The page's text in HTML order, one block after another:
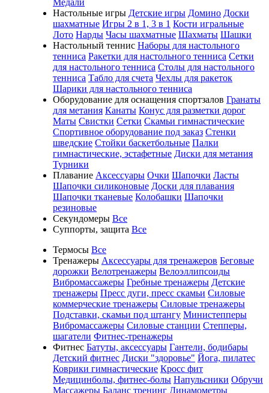
Медали
Настольные игры Детские игры Домино Доски
шахматные Игры 2 в 1, 3 в 1 Кости игральные
Лото Нарды Часы шахматные Шахматы Шашки
Настольный теннис Наборы для настольного
тенниса Ракетки для настольного тенниса Сетки
для настольного тенниса Столы для настольного
тенниса Табло для счета Чехлы для ракеток
Шарики для настольного тенниса
Оборудование для оснащения спортзалов Гранаты
для метания Канаты Конус для разметки дорог
Маты Свистки Сетки Скамьи гимнастические
Спортивное оборудование под заказ Стенки
шведские Стойки баскетбольные Палки
гимнастические, эстафетные Диски для метания
Турники
Плавание Аксессуары Очки Шапочки Ласты
Шапочки силиконовые Доски для плавания
Шапочки тканевые Колобашки Шапочки
резиновые
Секундомеры Все
Суппорты, защита Все
Термосы Все
Тренажеры Аксессуары для тренажеров Беговые
дорожки Велотренажеры Велоэллипсоиды
Вибромассажеры Гребные тренажеры Детские
тренажеры Пресс дуги, пресс скамьи Силовые
коммерческие тренажеры Силовые тренажеры
Подставки, скамьи под штангу Министепперы
Вибромассажеры Силовые станции Степперы,
шагатели Фитнес-тренажеры
Фитнес Батуты, аксессуары Гантели, бодибары
Детский фитнес Диски "здоровье" Йога, пилатес
Коврики гимнастические Кросс фит
Медицинболы, фитнес-болы Напульсники Обручи
Массажеры Баланс тренинг Динамометры